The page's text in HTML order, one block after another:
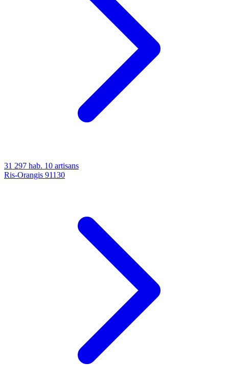
31 297 hab. 10 artisans
Ris-Orangis 91130